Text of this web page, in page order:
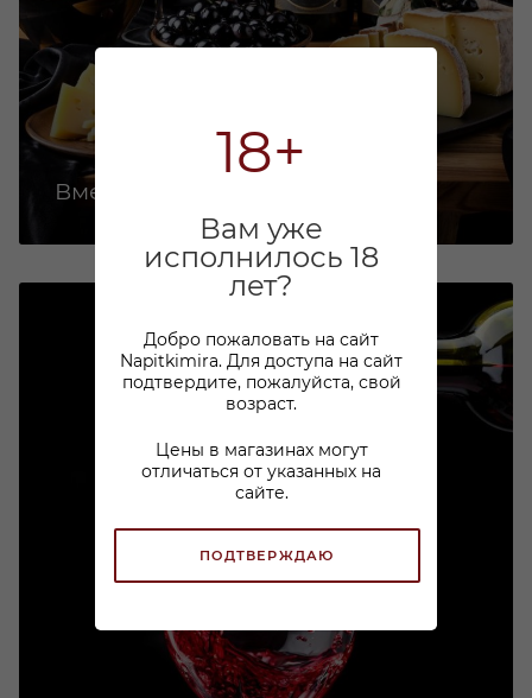
18+
Вам уже
исполнилось 18
лет?
Добро пожаловать на сайт
Napitkimira. Для доступа на сайт
подтвердите, пожалуйста, свой
возраст.
Цены в магазинах могут
отличаться от указанных на
сайте.
ПОДТВЕРЖДАЮ
Вместе выгодно!